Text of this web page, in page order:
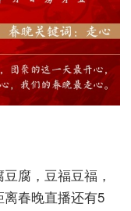
腐，豆福豆福，
离春晚直播还有5